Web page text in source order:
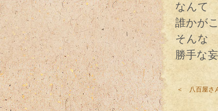
なんて
誰かが
そんな
勝手な
＜ 八百屋さ